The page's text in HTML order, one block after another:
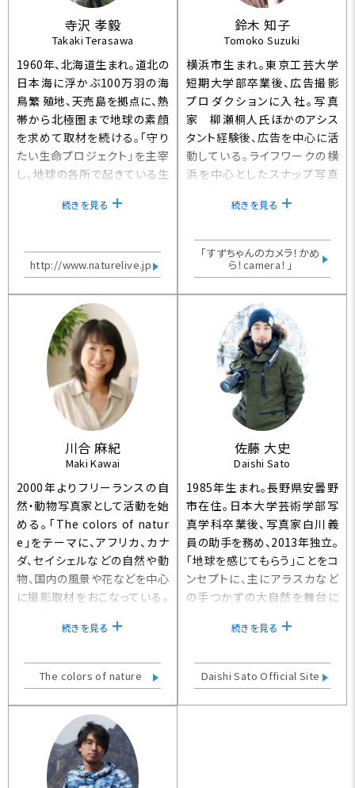
寺沢 孝毅
Takaki Terasawa
1960年、北海道生まれ。道北の
日本海に浮かぶ100万羽の海
鳥繁 殖地、天売島を拠点に、熱
帯から北極圏まで地球の素顔
を求めて取材を続ける。「守り
たい生命プロジェクト」を主宰
し、地球の各所で起きている生
ついて伝える活動に力を注ぐ。
ど著書多数。
続きを見る
http://www.naturelive.jp
鈴木 知子
Tomoko Suzuki
横浜市生まれ。東京工芸大学
短期大学部卒業後、広告撮影
プロダクションに入社。写真
家 柳瀬桐人氏ほかのアシス
タント経験後、広告を中心に活
動している。ライフワークの横
浜を中心としたスナップ写真
への作品提供やフォトコンテス
いる。2010年 共著本「ともかく
もっとカッコイイ写真が撮りた
い」（MDN）を出版。
続きを見る
「すずちゃんのカメラ！かめ
ら！camera！」
川合 麻紀
Maki Kawai
2000年よりフリーランスの自
然・動物写真家として活動を始
める。「The colors of natur
e」をテーマに、アフリカ、カナ
ダ、セイシェルなどの自然や動
物、国内の風景や花などを中心
に撮影取材をおこなっている。
ートレートで、淡い色調の淡彩
表現と、爽やかでやわらかい描
写が特徴。社団法人 日本写
真家協会（JPS）会員。
続きを見る
The colors of nature
佐藤 大史
Daishi Sato
1985年生まれ。長野県安曇野
市在住。日本大学芸術学部写
真学科卒業後、写真家白川義
員の助手を務め、2013年独立。
「地球を感じてもらう」ことをコ
ンセプトに、主にアラスカなど
の手つかずの大自然を舞台に
ークラブ長野支部講師。エプソ
科学写真協会員。山岳ガイド資
格保有。アラスカ写真集『Belo
ng』（2020年・信濃毎日新聞社
続きを見る
Daishi Sato Official Site